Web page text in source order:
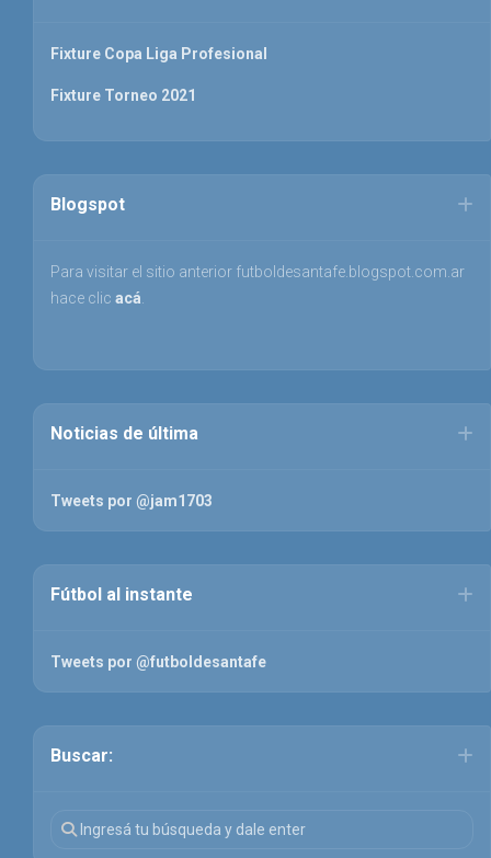
Fixture Copa Liga Profesional
Fixture Torneo 2021
Blogspot
Para visitar el sitio anterior futboldesantafe.blogspot.com.ar
hace clic acá
Noticias de última
Tweets por @jam1703
Fútbol al instante
Tweets por @futboldesantafe
Buscar: